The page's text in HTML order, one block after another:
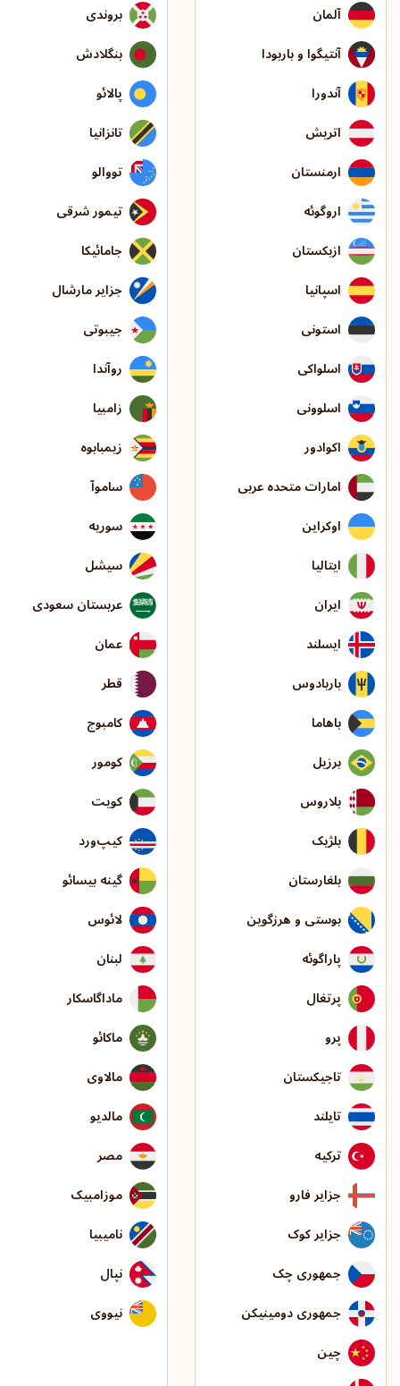
آلمان
آنتیگوا و باربودا
آندورا
اتریش
ارمنستان
اروگوئه
ازبکستان
اسپانیا
استونی
اسلواکی
اسلوونی
اکوادور
امارات متحده عربی
اوکراین
ایتالیا
ایران
ایسلند
باربادوس
باهاما
برزیل
بلاروس
بلژیک
بلغارستان
بوستی و هرزگوین
پاراگوئه
پرتغال
پرو
تاجیکستان
تایلند
ترکیه
جزایر فارو
جزایر کوک
جمهوری چک
جمهوری دومینیکن
چین
بروندی
بنگلادش
پالائو
تانزانیا
تووالو
تیمور شرقی
جامائیکا
جزایر مارشال
جیبوتی
روآندا
زامبیا
زیمبابوه
ساموآ
سوریه
سیشل
عربستان سعودی
عمان
قطر
کامبوج
کومور
کویت
کیپ‌ورد
گینه بیسائو
لائوس
لبنان
ماداگاسکار
ماکائو
مالاوی
مالدیو
مصر
موزامبیک
نامیبیا
نپال
نیووی